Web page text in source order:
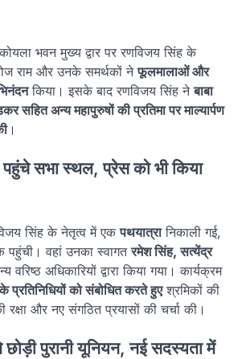
भवन मुख्य द्वार पर रणविजय सिंह के
राम और उनके समर्थकों नेफूलमालाओं और
किया। इसके बाद रणविजय सिंह नेबाबा
सहित अन्य महापुरुषों की प्रतिमा पर माल्यार्पण
।
सभा स्थल, प्रेस को भी किया
सिंह के नेतृत्व में एकपथयात्रानिकाली गई,
पहुंची। वहां उनका स्वागतरमेश सिंह, सत्येंद्र
अधिकारियों द्वारा किया गया। कार्यक्रम
प्रतिनिधियों को संबोधित करते हुएश्रमिकों की
और नए संगठित प्रयासों की चर्चा की।
पुरानी यूनियन, नई सदस्यता में